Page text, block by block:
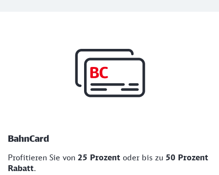
BahnCard
Profitieren Sie von 25 Prozent oder bis zu 50 Prozent
Rabatt.